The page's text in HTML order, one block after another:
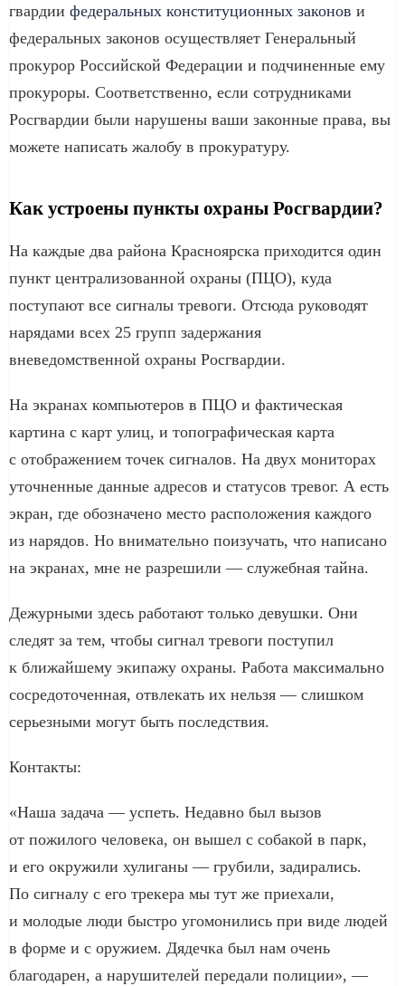
гвардии федеральных конституционных законов и
федеральных законов осуществляет Генеральный
прокурор Российской Федерации и подчиненные ему
прокуроры. Соответственно, если сотрудниками
Росгвардии были нарушены ваши законные права, вы
можете написать жалобу в прокуратуру.
Как устроены пункты охраны Росгвардии?
На каждые два района Красноярска приходится один
пункт централизованной охраны (ПЦО), куда
поступают все сигналы тревоги. Отсюда руководят
нарядами всех 25 групп задержания
вневедомственной охраны Росгвардии.
На экранах компьютеров в ПЦО и фактическая
картина с карт улиц, и топографическая карта
с отображением точек сигналов. На двух мониторах
уточненные данные адресов и статусов тревог. А есть
экран, где обозначено место расположения каждого
из нарядов. Но внимательно поизучать, что написано
на экранах, мне не разрешили — служебная тайна.
Дежурными здесь работают только девушки. Они
следят за тем, чтобы сигнал тревоги поступил
к ближайшему экипажу охраны. Работа максимально
сосредоточенная, отвлекать их нельзя — слишком
серьезными могут быть последствия.
Контакты:
«Наша задача — успеть. Недавно был вызов
от пожилого человека, он вышел с собакой в парк,
и его окружили хулиганы — грубили, задирались.
По сигналу с его трекера мы тут же приехали,
и молодые люди быстро угомонились при виде людей
в форме и с оружием. Дядечка был нам очень
благодарен, а нарушителей передали полиции», —